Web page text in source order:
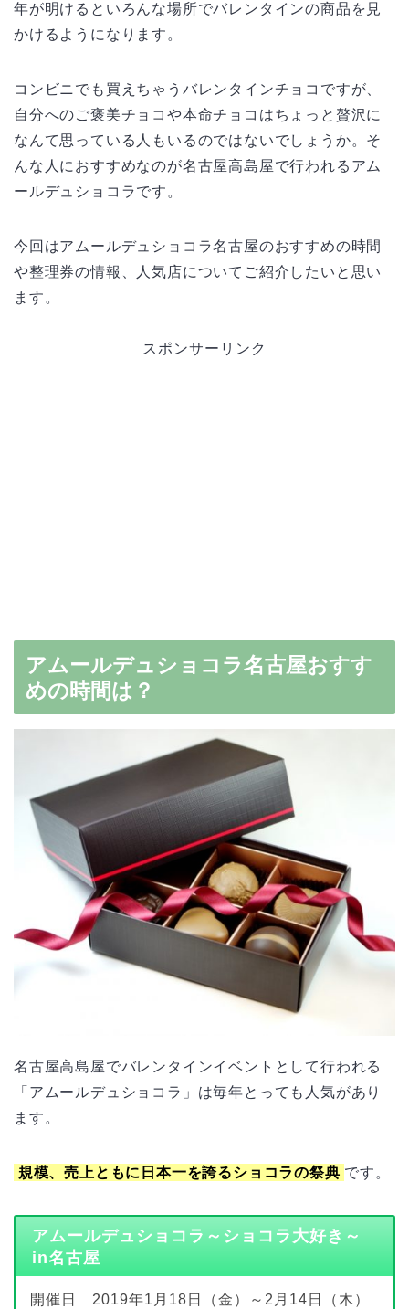
年が明けるといろんな場所でバレンタインの商品を見
かけるようになります。
コンビニでも買えちゃうバレンタインチョコですが、
自分へのご褒美チョコや本命チョコはちょっと贅沢に
なんて思っている人もいるのではないでしょうか。そ
んな人におすすめなのが名古屋高島屋で行われるアム
ールデュショコラです。
今回はアムールデュショコラ名古屋のおすすめの時間
や整理券の情報、人気店についてご紹介したいと思い
ます。
スポンサーリンク
アムールデュショコラ名古屋おすす
めの時間は？
名古屋高島屋でバレンタインイベントとして行われる
「アムールデュショコラ」は毎年とっても人気があり
ます。
規模、売上ともに日本一を誇るショコラの祭典 です。
アムールデュショコラ～ショコラ大好き～
in名古屋
開催日 2019年1月18日（金）～2月14日（木）